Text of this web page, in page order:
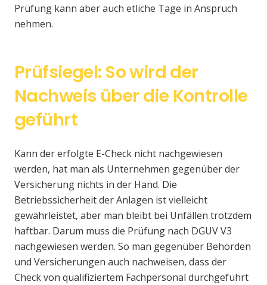
Prüfung kann aber auch etliche Tage in Anspruch
nehmen.
Prüfsiegel: So wird der
Nachweis über die Kontrolle
geführt
Kann der erfolgte E-Check nicht nachgewiesen
werden, hat man als Unternehmen gegenüber der
Versicherung nichts in der Hand. Die
Betriebssicherheit der Anlagen ist vielleicht
gewährleistet, aber man bleibt bei Unfällen trotzdem
haftbar. Darum muss die Prüfung nach DGUV V3
nachgewiesen werden. So man gegenüber Behörden
und Versicherungen auch nachweisen, dass der
Check von qualifiziertem Fachpersonal durchgeführt